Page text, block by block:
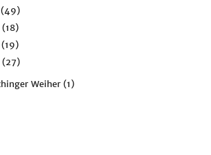
(49)
(18)
(19)
(27)
Weiher (1)